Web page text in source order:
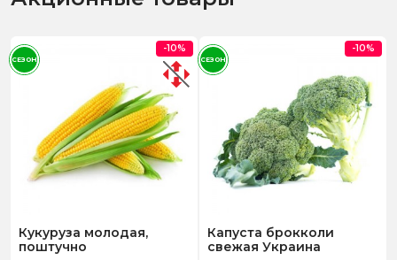
Кукуруза молодая,
поштучно
-10%
СЕЗОН
Капуста брокколи
свежая Украина
-10%
СЕЗОН